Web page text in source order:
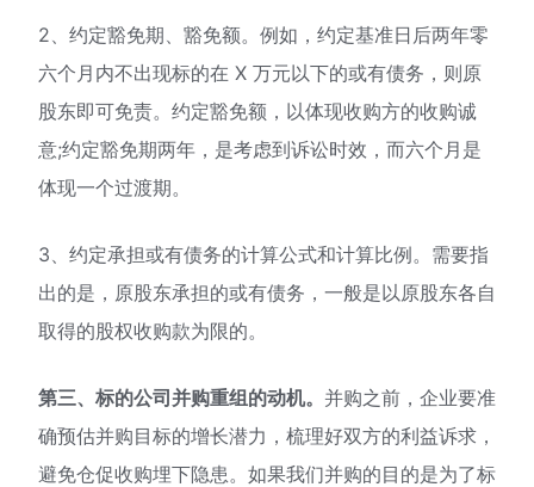
2、约定豁免期、豁免额。例如，约定基准日后两年零
六个月内不出现标的在 X 万元以下的或有债务，则原
股东即可免责。约定豁免额，以体现收购方的收购诚
意;约定豁免期两年，是考虑到诉讼时效，而六个月是
体现一个过渡期。
3、约定承担或有债务的计算公式和计算比例。需要指
出的是，原股东承担的或有债务，一般是以原股东各自
取得的股权收购款为限的。
第三、标的公司并购重组的动机。 并购之前，企业要准
确预估并购目标的增长潜力，梳理好双方的利益诉求，
避免仓促收购埋下隐患。如果我们并购的目的是为了标